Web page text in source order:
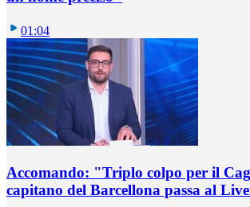
01:04
Accomando: "Triplo colpo per il
capitano del Barcellona passa al